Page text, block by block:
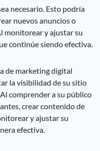
necesario. Esto podría
nuevos anuncios o
monitorear y ajustar su
continúe siendo efectiva.
de marketing digital
la visibilidad de su sitio
comprender a su público
crear contenido de
y ajustar su
efectiva.